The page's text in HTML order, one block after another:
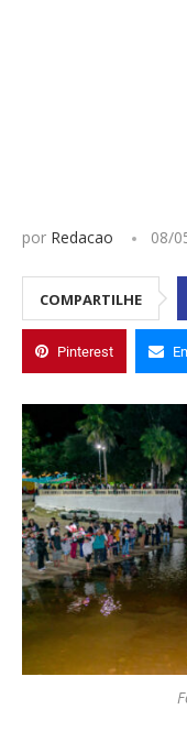
por Redacao 08/
COMPARTILHE
Pinterest